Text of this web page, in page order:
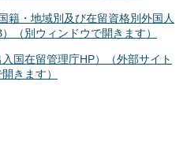
籍・地域別及び在留資格別外国人
（別ウィンドウで開きます）
国在留管理庁HP）（外部サイト
きます）